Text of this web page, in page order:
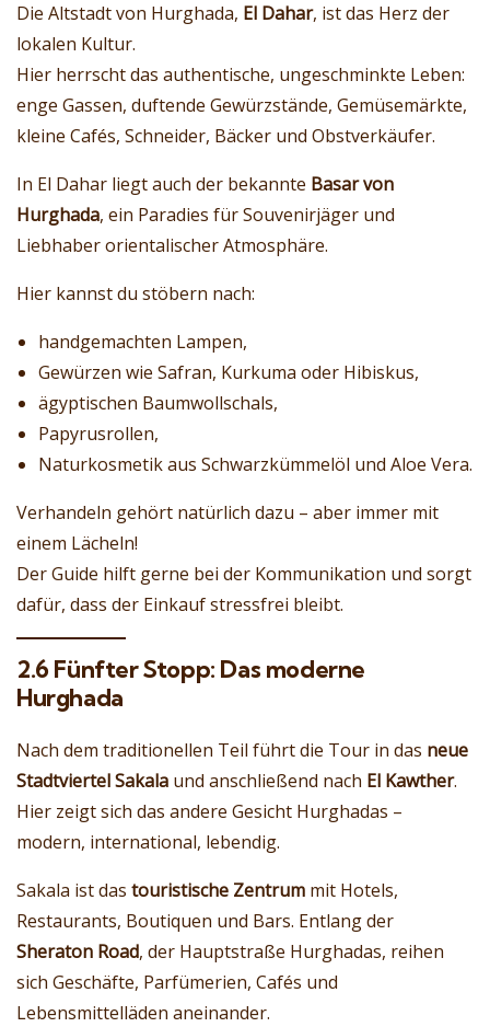
Die Altstadt von Hurghada, El Dahar, ist das Herz der
lokalen Kultur.
Hier herrscht das authentische, ungeschminkte Leben:
enge Gassen, duftende Gewürzstände, Gemüsemärkte,
kleine Cafés, Schneider, Bäcker und Obstverkäufer.
In El Dahar liegt auch der bekannte Basar von
Hurghada, ein Paradies für Souvenirjäger und
Liebhaber orientalischer Atmosphäre.
Hier kannst du stöbern nach:
handgemachten Lampen,
Gewürzen wie Safran, Kurkuma oder Hibiskus,
ägyptischen Baumwollschals,
Papyrusrollen,
Naturkosmetik aus Schwarzkümmelöl und Aloe Vera.
Verhandeln gehört natürlich dazu – aber immer mit
einem Lächeln!
Der Guide hilft gerne bei der Kommunikation und sorgt
dafür, dass der Einkauf stressfrei bleibt.
2.6 Fünfter Stopp: Das moderne
Hurghada
Nach dem traditionellen Teil führt die Tour in das neue
Stadtviertel Sakala und anschließend nach El Kawther.
Hier zeigt sich das andere Gesicht Hurghadas –
modern, international, lebendig.
Sakala ist das touristische Zentrum mit Hotels,
Restaurants, Boutiquen und Bars. Entlang der
Sheraton Road, der Hauptstraße Hurghadas, reihen
sich Geschäfte, Parfümerien, Cafés und
Lebensmittelläden aneinander.